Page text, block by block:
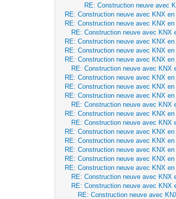
RE: Construction neuve avec
RE: Construction neuve avec KNX
RE: Construction neuve avec KNX
RE: Construction neuve avec KNX
RE: Construction neuve avec KNX
RE: Construction neuve avec KNX
RE: Construction neuve avec KNX
RE: Construction neuve avec KNX
RE: Construction neuve avec KNX
RE: Construction neuve avec KNX
RE: Construction neuve avec KNX
RE: Construction neuve avec KNX
RE: Construction neuve avec KNX
RE: Construction neuve avec KNX
RE: Construction neuve avec KNX
RE: Construction neuve avec KNX
RE: Construction neuve avec KNX
RE: Construction neuve avec KNX
RE: Construction neuve avec KNX
RE: Construction neuve avec KNX
RE: Construction neuve avec KNX
RE: Construction neuve avec